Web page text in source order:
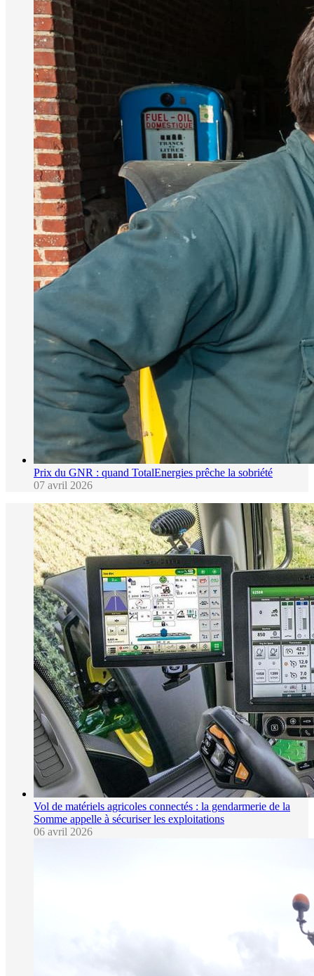
Prix du GNR : quand TotalEnergies prêche la sobriété
07 avril 2026
Vol de matériels agricoles connectés : la gendarmerie de la
Somme appelle à sécuriser les exploitations
06 avril 2026